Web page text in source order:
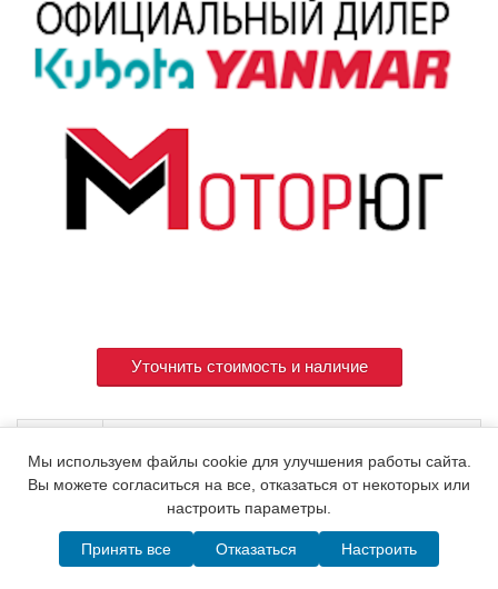
Уточнить стоимость и наличие
© 2015. Все права защищены.Мотор-Юг
Написать в MAX Telegram WhatsApp Позвонить
Мы используем файлы cookie для улучшения работы сайта.
Вы можете согласиться на все, отказаться от некоторых или
настроить параметры.
Принять все Отказаться Настроить